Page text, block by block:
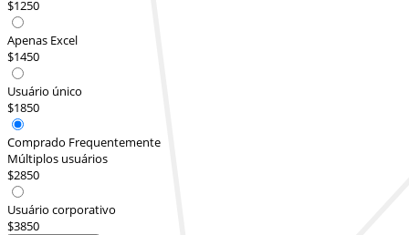
$1250
Apenas Excel
$1450
Usuário único
$1850
Comprado Frequentemente
Múltiplos usuários
$2850
Usuário corporativo
$3850